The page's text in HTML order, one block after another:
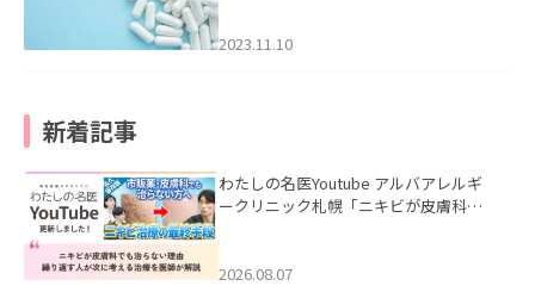
2023.11.10
新着記事
わたしの名医Youtube アルバアレルギ
ークリニック札幌「ニキビが皮膚科で
ました。
2026.08.07